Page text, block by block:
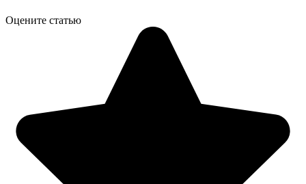
Оцените статью